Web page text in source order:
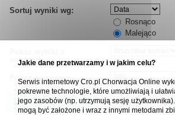
Sortuj wyniki wg:
Rosnąco
Malejąco
ostatnich:
Pokaż pierwsze:
Jakie dane przetwarzamy i w jakim celu?
Serwis internetowy Cro.pl Chorwacja Online
pokrewne technologie, które umożliwiają i
jego zasobów (np. utrzymują sesję
mogą być założone i wraz z innymi metodami